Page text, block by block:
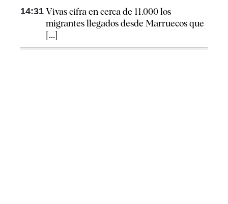
14:31 Vivas cifra en cerca de 11.000 los
migrantes llegados desde Marruecos que
[...]